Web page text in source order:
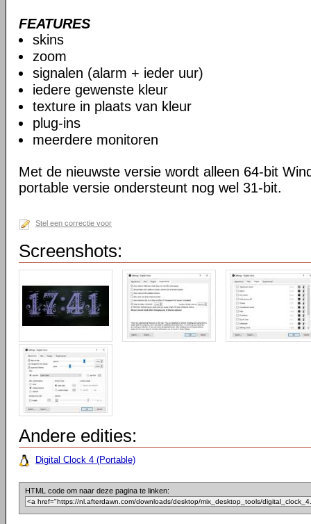
FEATURES
skins
zoom
signalen (alarm + ieder uur)
iedere gewenste kleur
texture in plaats van kleur
plug-ins
meerdere monitoren
Met de nieuwste versie wordt alleen 64-bit
portable versie ondersteunt nog wel 31-bit.
Stel een correctie voor
Screenshots:
Andere edities:
Digital Clock 4 (Portable)
HTML code om naar deze pagina te linken: